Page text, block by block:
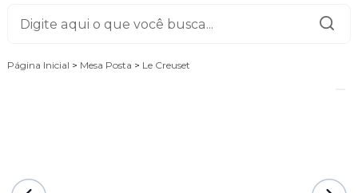
Página Inicial > Mesa Posta > Le Creuset